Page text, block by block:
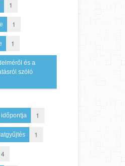
1
1
1
és a
szóló
1
1
4